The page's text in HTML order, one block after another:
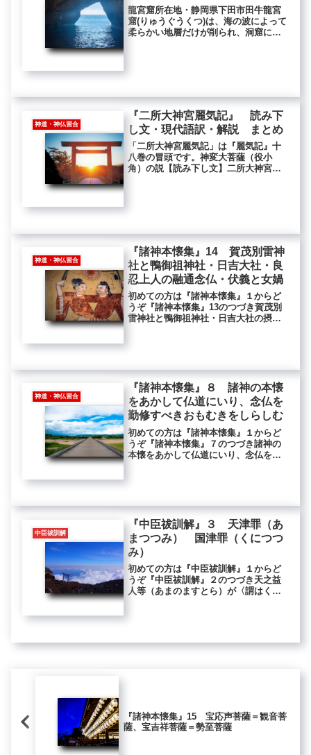
龍宮窟所在地・静岡県下田市田牛龍宮
窟(りゅうぐうくつ)は、海の波によって
柔らかい地層だけが削られ、洞窟にな
神道・神仏習合
『二所大神宮麗気記』 読み下
し文・現代語訳・解説 まとめ
「二所大神宮麗気記」は『麗気記』十
八巻の冒頭です。神変大菩薩（役小
角）の説【読み下し文】二所大神宮麗
神道・神仏習合
『諸神本懐集』14 賀茂別雷神
社と鴨御祖神社・日吉大社・良
忍上人の融通念仏・伏義と女媧
初めての方は『諸神本懐集』１からど
うぞ『諸神本懐集』13のつづき賀茂別
雷神社と鴨御祖神社・日吉大社の摂
を...
神道・神仏習合
『諸神本懐集』８ 諸神の本懐
をあかして仏道にいり、念仏を
勤修すべきおもむきをしらしむ
初めての方は『諸神本懐集』１からど
うぞ『諸神本懐集』７のつづき諸神の
本懐をあかして仏道にいり、念仏を勤
違...
中臣祓訓解
『中臣祓訓解』３ 天津罪（あ
まつつみ） 国津罪（くにつつ
み）
初めての方は『中臣祓訓解』１からど
うぞ『中臣祓訓解』２のつづき天之益
人等（あまのますとら）が〈謂はく、
づ...
『諸神本懐集』15 宝応声菩薩＝観音菩
薩、宝吉祥菩薩＝勢至菩薩